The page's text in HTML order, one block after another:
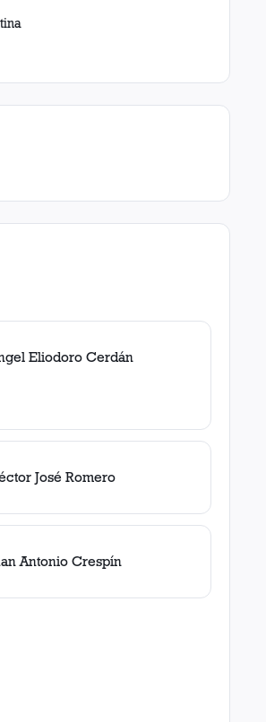
Eliodoro Cerdán
José Romero
Antonio Crespín